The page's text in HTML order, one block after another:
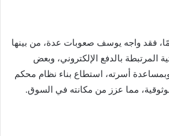
فقد واجه يوسف صعوبات عدة، من بينها
المرتبطة بالدفع الإلكتروني، وبعض
وبمساعدة أسرته، استطاع بناء نظام محكم
مما عزز من مكانته في السوق.